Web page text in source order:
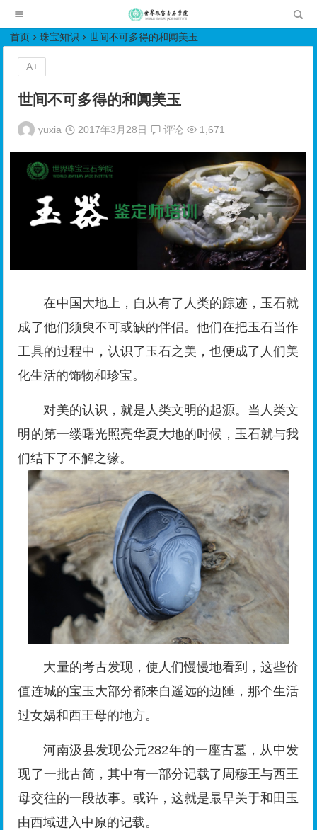
首页 珠宝知识 世间不可多得的和阗美玉
世间不可多得的和阗美玉
yuxia 2017年3月28日 评论 1,671
在中国大地上，自从有了人类的踪迹，玉石就
成了他们须臾不可或缺的伴侣。他们在把玉石当作
工具的过程中，认识了玉石之美，也便成了人们美
化生活的饰物和珍宝。
对美的认识，就是人类文明的起源。当人类文
明的第一缕曙光照亮华夏大地的时候，玉石就与我
们结下了不解之缘。
大量的考古发现，使人们慢慢地看到，这些价
值连城的宝玉大部分都来自遥远的边陲，那个生活
过女娲和西王母的地方。
河南汲县发现公元282年的一座古墓，从中发
现了一批古简，其中有一部分记载了周穆王与西王
母交往的一段故事。或许，这就是最早关于和田玉
由西域进入中原的记载。
A+